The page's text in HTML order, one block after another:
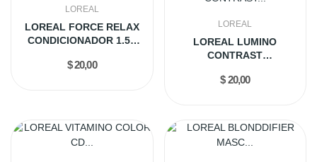
LOREAL
LOREAL FORCE RELAX
CONDICIONADOR 1.5L
$ 20,00
LOREAL
LOREAL LUMINO
CONTRAST
(BR)
$ 20,00